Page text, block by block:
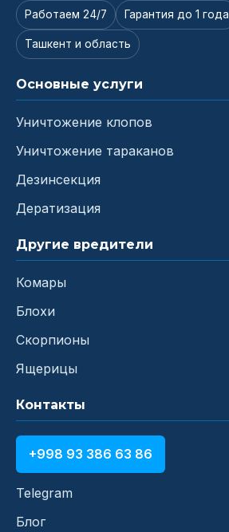
Работаем 24/7 Гарантия до 1 года
Ташкент и область
Основные услуги
Уничтожение клопов
Уничтожение тараканов
Дезинсекция
Дератизация
Другие вредители
Комары
Блохи
Скорпионы
Ящерицы
Контакты
+998 93 386 63 86
Telegram
Блог